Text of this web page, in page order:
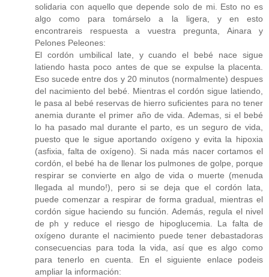
solidaria con aquello que depende solo de mi. Esto no es
algo como para tomárselo a la ligera, y en esto
encontrareis respuesta a vuestra pregunta, Ainara y
Pelones Peleones:
El cordón umbilical late, y cuando el bebé nace sigue
latiendo hasta poco antes de que se expulse la placenta.
Eso sucede entre dos y 20 minutos (normalmente) despues
del nacimiento del bebé. Mientras el cordón sigue latiendo,
le pasa al bebé reservas de hierro suficientes para no tener
anemia durante el primer año de vida. Ademas, si el bebé
lo ha pasado mal durante el parto, es un seguro de vida,
puesto que le sigue aportando oxígeno y evita la hipoxia
(asfixia, falta de oxígeno). Si nada más nacer cortamos el
cordón, el bebé ha de llenar los pulmones de golpe, porque
respirar se convierte en algo de vida o muerte (menuda
llegada al mundo!), pero si se deja que el cordón lata,
puede comenzar a respirar de forma gradual, mientras el
cordón sigue haciendo su función. Además, regula el nivel
de ph y reduce el riesgo de hipoglucemia. La falta de
oxígeno durante el nacimiento puede tener debastadoras
consecuencias para toda la vida, así que es algo como
para tenerlo en cuenta. En el siguiente enlace podeis
ampliar la información: